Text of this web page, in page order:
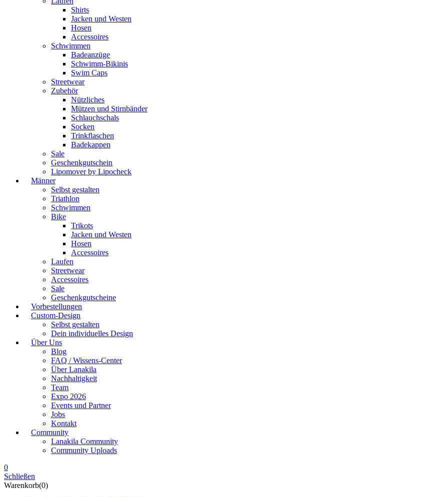
Shirts
Jacken und Westen
Hosen
Accessoires
Schwimmen
Badeanzüge
Schwimm-Bikinis
Swim Caps
Streetwear
Zubehör
Nützliches
Mützen und Stirnbänder
Schlauchschals
Socken
Trinkflaschen
Badekappen
Sale
Geschenkgutschein
Lipomover by Lipocheck
Männer
Selbst gestalten
Triathlon
Schwimmen
Bike
Trikots
Jacken und Westen
Hosen
Accessoires
Laufen
Streetwear
Accessoires
Sale
Geschenkgutscheine
Vorbestellungen
Custom-Design
Selbst gestalten
Dein individuelles Design
Über Uns
Blog
FAQ / Wissens-Center
Über Lanakila
Nachhaltigkeit
Team
Expo 2026
Events und Partner
Jobs
Kontakt
Community
Lanakila Community
Community Uploads
0
Schließen
Warenkorb(0)